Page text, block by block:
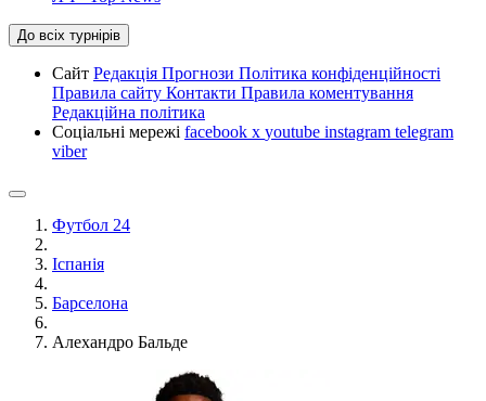
До всіх турнірів
Сайт Редакція Прогнози Політика конфіденційності
Правила сайту Контакти Правила коментування
Редакційна політика
Соціальні мережі facebook x youtube instagram telegram
viber
Футбол 24
Іспанія
Барселона
Алехандро Бальде